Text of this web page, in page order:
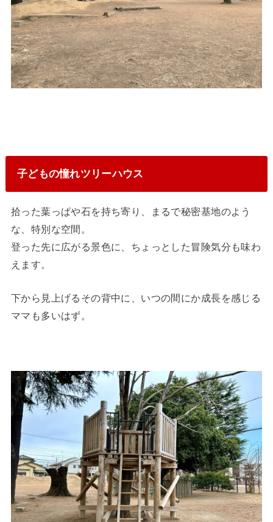
子どもの憧れツリーハウス
拾った葉っぱや石を持ち寄り、まるで秘密基地のよう
な、特別な空間。
登った先に広がる景色に、ちょっとした冒険気分も味わ
えます。
下から見上げるその背中に、いつの間にか成長を感じる
ママも多いはず。